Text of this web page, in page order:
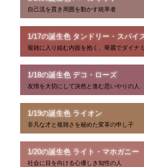
自己流を貫き周囲を動かす統率者
1/17の誕生色 タンドリー・スパイ
複雑に入り組む内面を抱く、華麗でダイナ
1/18の誕生色 デコ・ローズ
友情を大切にして決然と進む思いやりの人
1/19の誕生色 ライオン
非凡な才と複雑さを秘めた変革の申し子
1/20の誕生色 ライト・マホガニー
社会に目を向ける心優しき知性の人